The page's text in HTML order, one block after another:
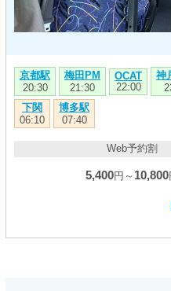
京都駅
20:30
梅田PM
21:30
OCAT
22:00
神
下関
06:10
博多駅
07:40
Web予約割
5,400円～ 10,800